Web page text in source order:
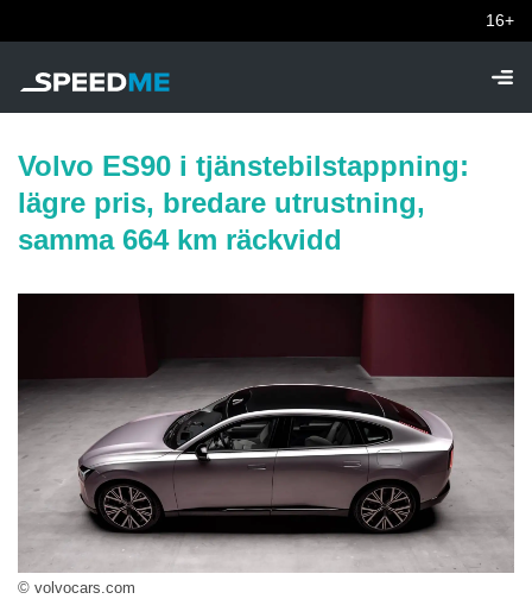
16+
Volvo ES90 i tjänstebilstappning:
lägre pris, bredare utrustning,
samma 664 km räckvidd
© volvocars.com